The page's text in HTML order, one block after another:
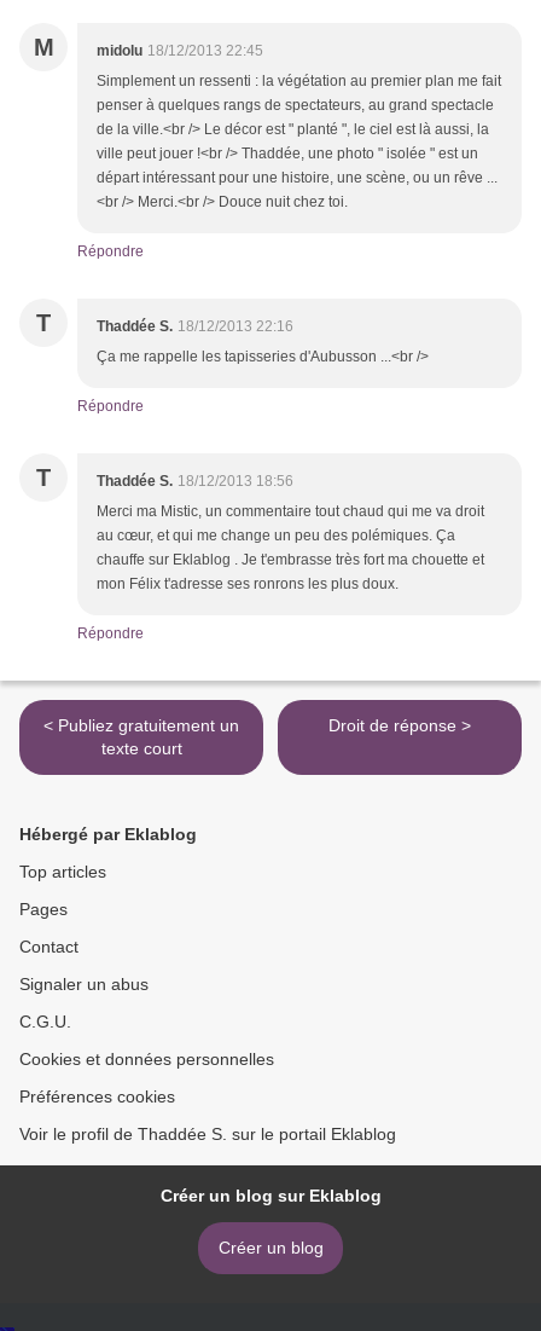
M midolu 18/12/2013 22:45
Simplement un ressenti : la végétation au premier plan me fait
penser à quelques rangs de spectateurs, au grand spectacle
de la ville.<br /> Le décor est " planté ", le ciel est là aussi, la
ville peut jouer !<br /> Thaddée, une photo " isolée " est un
départ intéressant pour une histoire, une scène, ou un rêve ...
<br /> Merci.<br /> Douce nuit chez toi.
Répondre
T Thaddée S. 18/12/2013 22:16
Ça me rappelle les tapisseries d'Aubusson ...<br />
Répondre
T Thaddée S. 18/12/2013 18:56
Merci ma Mistic, un commentaire tout chaud qui me va droit
au cœur, et qui me change un peu des polémiques. Ça
chauffe sur Eklablog . Je t'embrasse très fort ma chouette et
mon Félix t'adresse ses ronrons les plus doux.
Répondre
< Publiez gratuitement un
texte court
Droit de réponse >
Hébergé par Eklablog
Top articles
Pages
Contact
Signaler un abus
C.G.U.
Cookies et données personnelles
Préférences cookies
Voir le profil de Thaddée S. sur le portail Eklablog
Créer un blog sur Eklablog
Créer un blog